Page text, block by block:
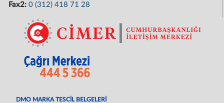
Fax2:0 (312) 418 71 28
DMO MARKA TESCİL BELGELERİ